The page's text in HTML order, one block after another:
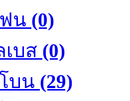
น (0)
เบส (0)
บน (29)